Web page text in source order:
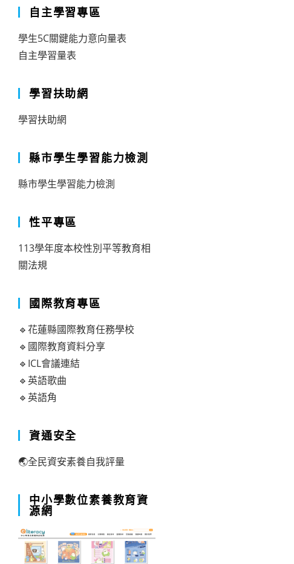
自主學習專區
學生5C關鍵能力意向量表
自主學習量表
學習扶助網
學習扶助網
縣市學生學習能力檢測
縣市學生學習能力檢測
性平專區
113學年度本校性別平等教育相
關法規
國際教育專區
🔹花蓮縣國際教育任務學校
🔹國際教育資料分享
🔹ICL會議連結
🔹英語歌曲
🔹英語角
資通安全
🌏全民資安素養自我評量
中小學數位素養教育資
源網